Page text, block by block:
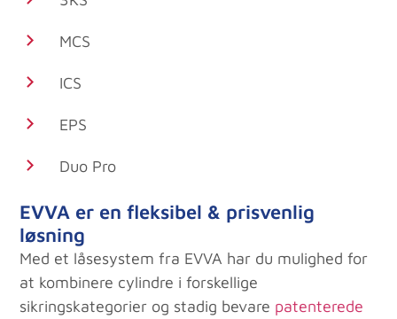
MCS
ICS
EPS
Duo Pro
EVVA er en fleksibel & prisvenlig
løsning
Med et låsesystem fra EVVA har du mulighed for
at kombinere cylindre i forskellige
sikringskategorier og stadig bevare patenterede